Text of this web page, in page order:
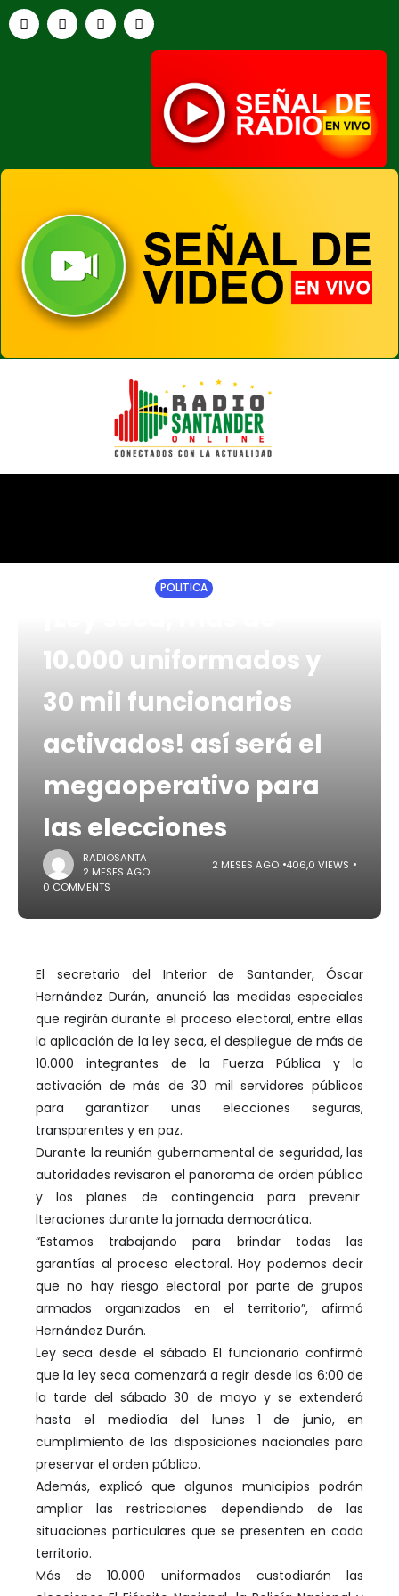
POLITICA
10.000 uniformados y
30 mil funcionarios
activados! así será el
megaoperativo para
las elecciones
RADIOSANTA
2 MESES AGO
2 MESES AGO 406,0 VIEWS
0 COMMENTS
El secretario del Interior de Santander, Óscar
Hernández Durán, anunció las medidas especiales
que regirán durante el proceso electoral, entre ellas
la aplicación de la ley seca, el despliegue de más de
10.000 integrantes de la Fuerza Pública y la
activación de más de 30 mil servidores públicos
para garantizar unas elecciones seguras,
transparentes y en paz.
Durante la reunión gubernamental de seguridad, las
autoridades revisaron el panorama de orden público
y los planes de contingencia para prevenir
lteraciones durante la jornada democrática.
“Estamos trabajando para brindar todas las
garantías al proceso electoral. Hoy podemos decir
que no hay riesgo electoral por parte de grupos
armados organizados en el territorio”, afirmó
Hernández Durán.
Ley seca desde el sábado El funcionario confirmó
que la ley seca comenzará a regir desde las 6:00 de
la tarde del sábado 30 de mayo y se extenderá
hasta el mediodía del lunes 1 de junio, en
cumplimiento de las disposiciones nacionales para
preservar el orden público.
Además, explicó que algunos municipios podrán
ampliar las restricciones dependiendo de las
situaciones particulares que se presenten en cada
territorio.
Más de 10.000 uniformados custodiarán las